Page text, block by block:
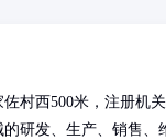
村西500米，注册机
研发、生产、销售、